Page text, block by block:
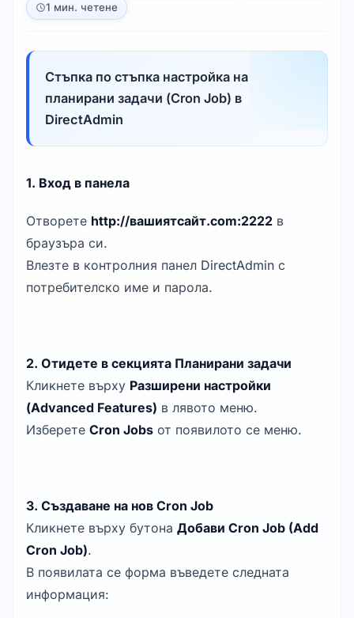
1 мин. четене
Стъпка по стъпка настройка на
планирани задачи (Cron Job) в
DirectAdmin
1. Вход в панела
Отворете http://вашиятсайт.com:2222 в
браузъра си.
Влезте в контролния панел DirectAdmin с
потребителско име и парола.
2. Отидете в секцията Планирани задачи
Кликнете върху Разширени настройки
(Advanced Features) в лявото меню.
Изберете Cron Jobs от появилото се меню.
3. Създаване на нов Cron Job
Кликнете върху бутона Добави Cron Job (Add
Cron Job).
В появилата се форма въведете следната
информация: